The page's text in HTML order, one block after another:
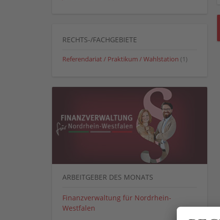
RECHTS-/FACHGEBIETE
Referendariat / Praktikum / Wahlstation (1)
ARBEITGEBER DES MONATS
Finanzverwaltung für Nordrhein-
Westfalen